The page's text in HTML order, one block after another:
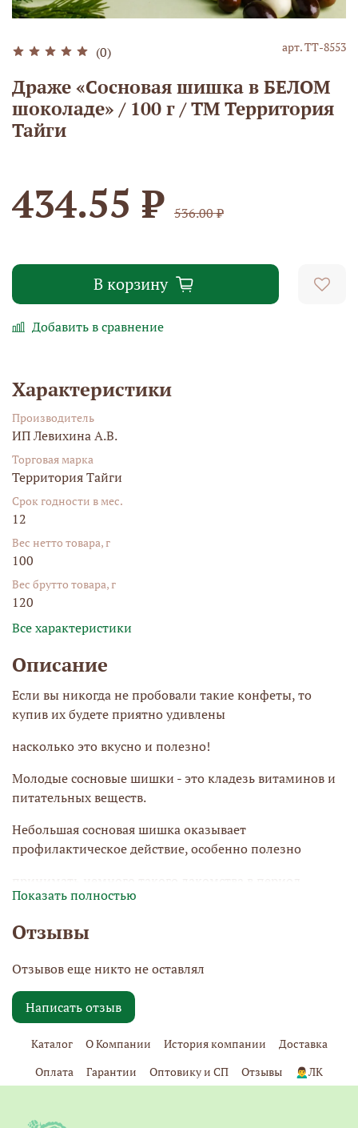
(0) арт.ТТ-8553
Драже «Сосновая шишка в БЕЛОМ
шоколаде» / 100 г / ТМ Территория
Тайги
434.55 ₽ 536.00 ₽
В корзину
Добавить в сравнение
Характеристики
Производитель
ИП Левихина А.В.
Торговая марка
Территория Тайги
Срок годности в мес.
12
Вес нетто товара, г
100
Вес брутто товара, г
120
Все характеристики
Описание
Если вы никогда не пробовали такие конфеты, то
купив их будете приятно удивлены
насколько это вкусно и полезно!
Молодые сосновые шишки - это кладезь витаминов и
питательных веществ.
Небольшая сосновая шишка оказывает
профилактическое действие, особенно полезно
прогрессирования авитаминоза. Этот
продукт с легкостью выводит из организма шлаки и
использовали при разных недугах,
желудочно-кишечного тракта.
Сосновые шишки, используемые в наших конфетах,
Показать полностью
Отзывы
Отзывов еще никто не оставлял
Написать отзыв
Каталог О Компании История компании
Доставка
Оплата
Гарантии Оптовику и СП Отзывы 🙍‍♂️ЛК